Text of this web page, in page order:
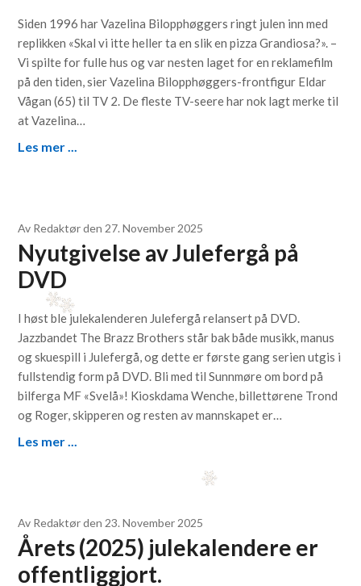
Siden 1996 har Vazelina Bilopphøggers ringt julen inn med
replikken «Skal vi itte heller ta en slik en pizza Grandiosa?». –
Vi spilte for fulle hus og var nesten laget for en reklamefilm
på den tiden, sier Vazelina Bilopphøggers-frontfigur Eldar
Vågan (65) til TV 2. De fleste TV-seere har nok lagt merke til
at Vazelina…
Les mer ...
Av Redaktørden 27. November 2025
Nyutgivelse av Julefergå på
DVD
I høst ble julekalenderen Julefergå relansert på DVD.
Jazzbandet The Brazz Brothers står bak både musikk, manus
og skuespill i Julefergå, og dette er første gang serien utgis i
fullstendig form på DVD. Bli med til Sunnmøre om bord på
bilferga MF «Svelå»! Kioskdama Wenche, billettørene Trond
og Roger, skipperen og resten av mannskapet er…
Les mer ...
Av Redaktørden 23. November 2025
Årets (2025) julekalendere er
offentliggjort.